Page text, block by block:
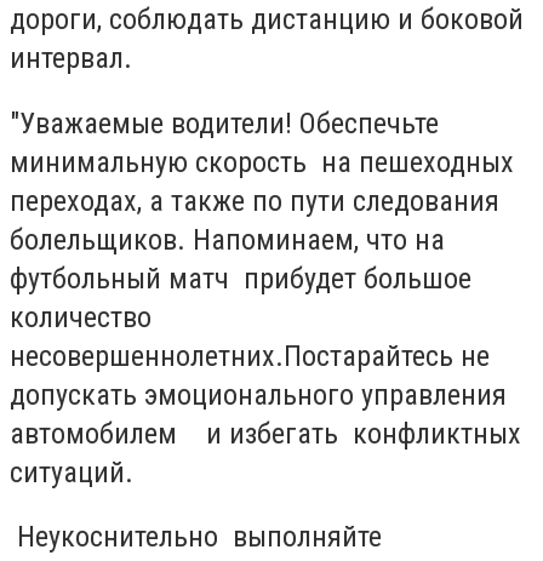
дороги, соблюдать дистанцию и боковой
интервал.
"Уважаемые водители! Обеспечьте
минимальную скорость на пешеходных
переходах, а также по пути следования
болельщиков. Напоминаем, что на
футбольный матч прибудет большое
количество
несовершеннолетних.Постарайтесь не
допускать эмоционального управления
автомобилем и избегать конфликтных
ситуаций.
Неукоснительно выполняйте